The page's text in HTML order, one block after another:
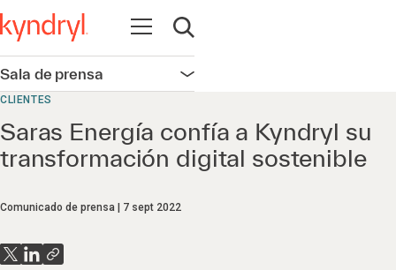
Abrir navegación
Abrir búsqueda
Sala de prensa Abrir navegación
CLIENTES
Saras Energía confía a Kyndryl su
transformación digital sostenible
Comunicado de prensa 7 sept 2022